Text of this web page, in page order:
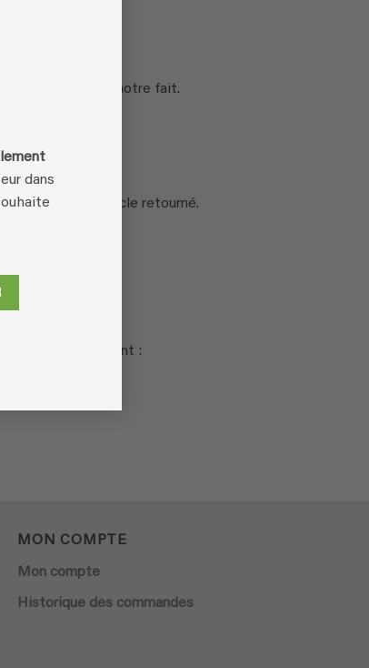
dans
ne sont pas de notre fait.
reçu votre article retourné.
de crédit.
via le lien suivant :
MON COMPTE
Mon compte
Historique des commandes